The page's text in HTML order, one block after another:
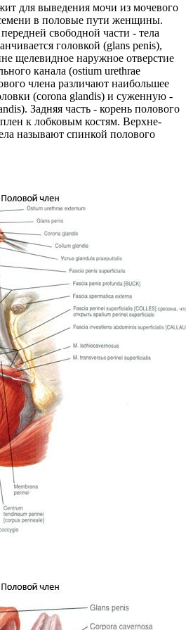
для выведения мочи из мочевого
в половые пути женщины.
свободной части - тела
головкой (glans penis),
щелевидное наружное отверстие
канала (ostium urethrae
члена различают наибольшее
(corona glandis) и суженную -
Задняя часть - корень полового
к лобковым костям. Верхне-
называют спинкой полового